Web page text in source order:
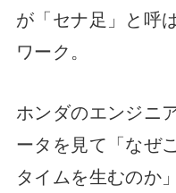
が「セナ足」と呼
ワーク。
ホンダのエンジニ
ータを見て「なぜ
タイムを生むのか